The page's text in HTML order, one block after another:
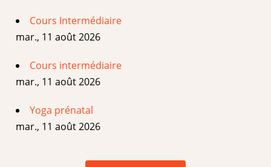
Cours Intermédiaire
mar., 11 août 2026
Cours intermédiaire
mar., 11 août 2026
Yoga prénatal
mar., 11 août 2026